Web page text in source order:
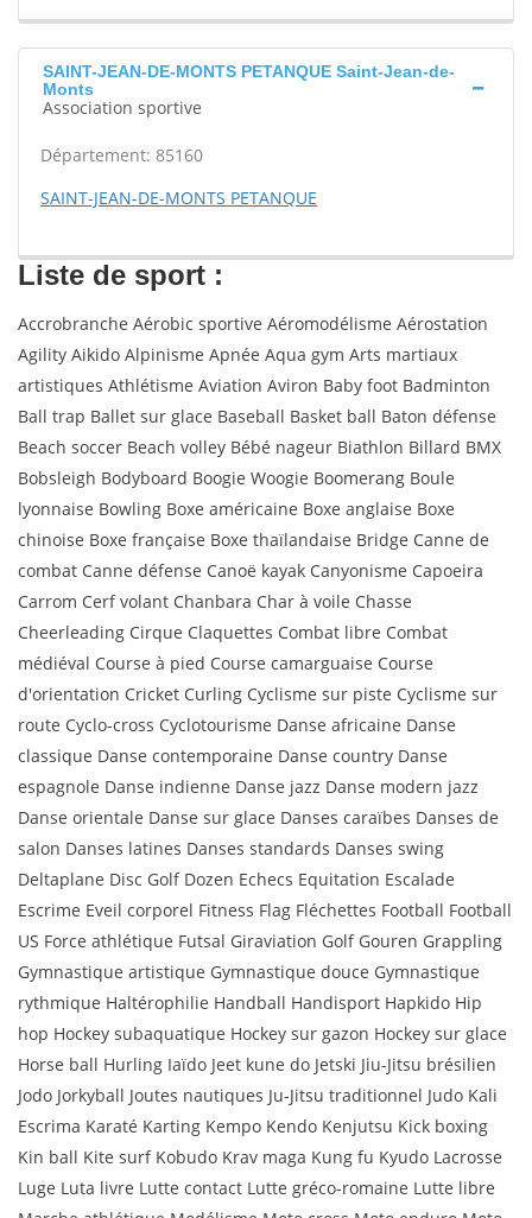
SAINT-JEAN-DE-MONTS PETANQUE Saint-Jean-de-
Monts
Association sportive
Département: 85160
SAINT-JEAN-DE-MONTS PETANQUE
Liste de sport :
Accrobranche Aérobic sportive Aéromodélisme Aérostation
Agility Aikido Alpinisme Apnée Aqua gym Arts martiaux
artistiques Athlétisme Aviation Aviron Baby foot Badminton
Ball trap Ballet sur glace Baseball Basket ball Baton défense
Beach soccer Beach volley Bébé nageur Biathlon Billard BMX
Bobsleigh Bodyboard Boogie Woogie Boomerang Boule
lyonnaise Bowling Boxe américaine Boxe anglaise Boxe
chinoise Boxe française Boxe thaïlandaise Bridge Canne de
combat Canne défense Canoë kayak Canyonisme Capoeira
Carrom Cerf volant Chanbara Char à voile Chasse
Cheerleading Cirque Claquettes Combat libre Combat
médiéval Course à pied Course camarguaise Course
d'orientation Cricket Curling Cyclisme sur piste Cyclisme sur
route Cyclo-cross Cyclotourisme Danse africaine Danse
classique Danse contemporaine Danse country Danse
espagnole Danse indienne Danse jazz Danse modern jazz
Danse orientale Danse sur glace Danses caraïbes Danses de
salon Danses latines Danses standards Danses swing
Deltaplane Disc Golf Dozen Echecs Equitation Escalade
Escrime Eveil corporel Fitness Flag Fléchettes Football Football
US Force athlétique Futsal Giraviation Golf Gouren Grappling
Gymnastique artistique Gymnastique douce Gymnastique
rythmique Haltérophilie Handball Handisport Hapkido Hip
hop Hockey subaquatique Hockey sur gazon Hockey sur glace
Horse ball Hurling Iaïdo Jeet kune do Jetski Jiu-Jitsu brésilien
Jodo Jorkyball Joutes nautiques Ju-Jitsu traditionnel Judo Kali
Escrima Karaté Karting Kempo Kendo Kenjutsu Kick boxing
Kin ball Kite surf Kobudo Krav maga Kung fu Kyudo Lacrosse
Luge Luta livre Lutte contact Lutte gréco-romaine Lutte libre